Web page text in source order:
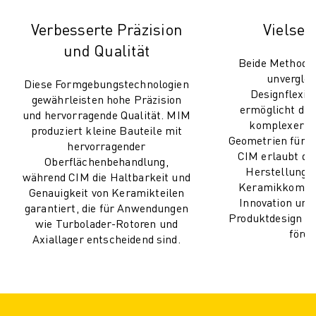
LÖSUNGEN
LUFT- UND RAUMFAHRT
AUTOMOBIL
ELEKTRISCHE FAHRZEUGE
LEBENSMITTEL UND GETRÄNKE
MEDIZIN
KUNSTSTOFFE
LAGERHALTUNG, LOGISTIK, POST & PAKET
APPLIKATIONEN
LICHTBOGENSCHWEISSEN
Verbesserte Präzision
und Qualität
Diese Formgebungstechnologien
gewährleisten hohe Präzision
und hervorragende Qualität. MIM
produziert kleine Bauteile mit
hervorragender
Oberflächenbehandlung,
während CIM die Haltbarkeit und
Genauigkeit von Keramikteilen
garantiert, die für Anwendungen
wie Turbolader-Rotoren und
Axiallager entscheidend sind.
Beide
ermöglicht
komplexer
Geometrien für
CIM erlaubt
Herstellung
Innovation
Produktdesign